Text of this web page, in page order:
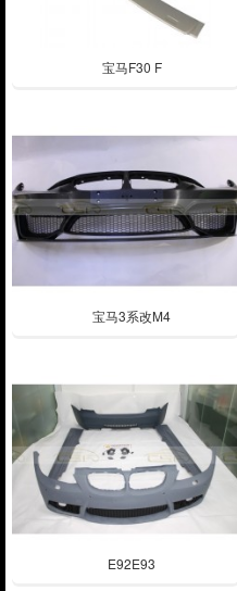
宝马F30 F
宝马3系改M4
E92E93